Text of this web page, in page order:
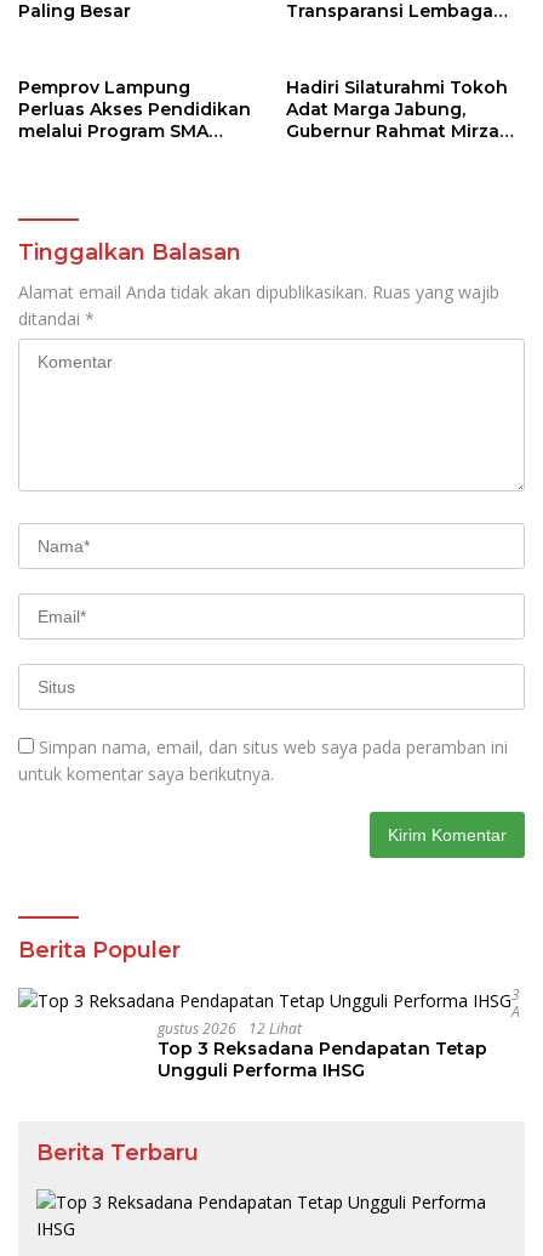
Paling Besar
Transparansi Lembaga
Pemprov Lampung
Perluas Akses Pendidikan
melalui Program SMA
Hadiri Silaturahmi Tokoh
Adat Marga Jabung,
Gubernur Rahmat Mirzani
Tinggalkan Balasan
Alamat email Anda tidak akan dipublikasikan. Ruas yang wajib
ditandai *
Simpan nama, email, dan situs web saya pada peramban ini
untuk komentar saya berikutnya.
Berita Populer
3
A
Gustus 2026
12 Lihat
Top 3 Reksadana Pendapatan Tetap
Ungguli Performa IHSG
Berita Terbaru